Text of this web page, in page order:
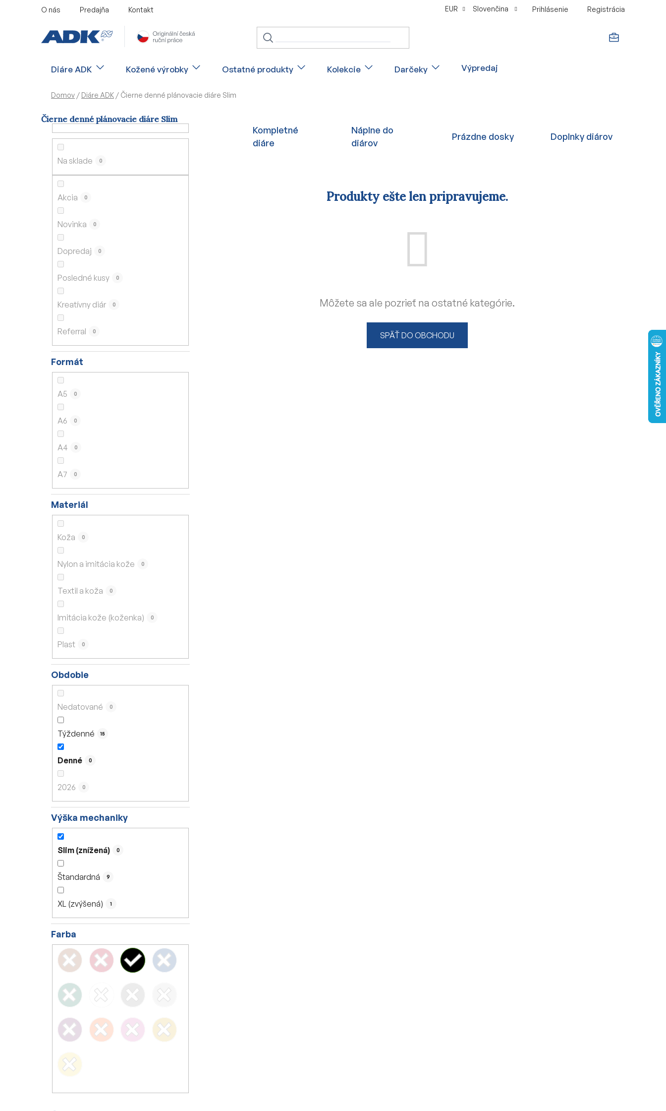
O nás Predajňa Kontakt EUR Slovenčina Prihlásenie Registrácia
Diáre ADK Kožené výrobky Ostatné produkty Kolekcie Darčeky Výpredaj
Domov / Diáre ADK / Čierne denné plánovacie diáre Slim
Čierne denné plánovacie diáre Slim
Na sklade 0
Akcia 0
Novinka 0
Dopredaj 0
Posledné kusy 0
Kreatívny diár 0
Referral 0
Formát
A5 0
A6 0
A4 0
A7 0
Materiál
Koža 0
Nylon a imitácia kože 0
Textil a koža 0
Imitácia kože (koženka) 0
Plast 0
Obdobie
Nedatované 0
Týždenné 15
Denné 0
2026 0
Výška mechaniky
Slim (znížená) 0
Štandardná 9
XL (zvýšená) 1
Farba
Kompletné
diáre
Náplne do
diárov
Prázdne dosky Doplnky diárov
Produkty ešte len pripravujeme.
Môžete sa ale pozrieť na ostatné kategórie.
SPÄŤ DO OBCHODU